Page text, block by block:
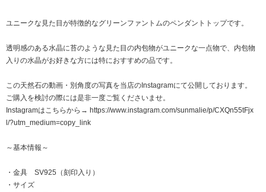
ユニークな見た目が特徴的なグリーンファントムのペンダントトップです。
透明感のある水晶に苔のような見た目の内包物がユニークな一点物で、内包物
入りの水晶がお好きな方には特におすすめの品です。
この天然石の動画・別角度の写真を当店のInstagramにて公開しております。
ご購入を検討の際には是非一度ご覧くださいませ。
Instagramはこちらから→ https://www.instagram.com/sunmalie/p/CXQn55tFjx
l/?utm_medium=copy_link
～基本情報～
・金具 SV925（刻印入り）
・サイズ